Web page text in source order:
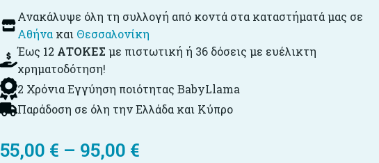
Ανακάλυψε όλη τη συλλογή από κοντά στα καταστήματά μας σε
Αθήνακαι Θεσσαλονίκη
Έως 12 ΑΤΟΚΕΣ με πιστωτική ή 36 δόσεις με ευέλικτη
χρηματοδότηση!
2 Χρόνια Εγγύηση ποιότητας BabyLlama
Παράδοση σε όλη την Ελλάδα και Κύπρο
55,00 € – 95,00 €